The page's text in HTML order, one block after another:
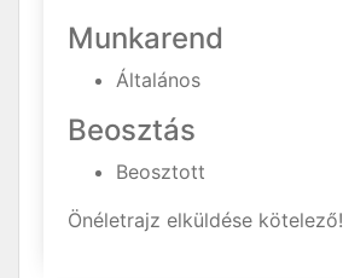
Munkarend
Általános
Beosztás
Beosztott
Önéletrajz elküldése kötelező!